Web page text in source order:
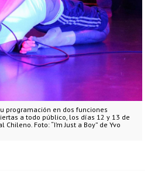
programación en dos funciones
a todo público, los días 12 y 13 de
Foto: “I’m Just a Boy” de Yvo